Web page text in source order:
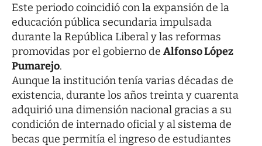
Este periodo coincidió con la expansión de la
educación pública secundaria impulsada
durante la República Liberal y las reformas
promovidas por el gobierno de Alfonso López
Pumarejo.
Aunque la institución tenía varias décadas de
existencia, durante los años treinta y cuarenta
adquirió una dimensión nacional gracias a su
condición de internado oficial y al sistema de
becas que permitía el ingreso de estudiantes